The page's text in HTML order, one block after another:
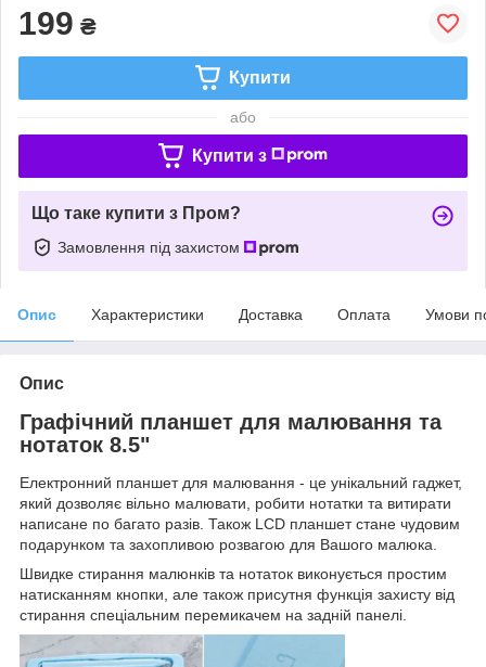
199 ₴
Купити
або
Купити з
Що таке купити з Пром?
Замовлення під захистом
Опис Характеристики Доставка Оплата Умови
Опис
Графічний планшет для малювання та
нотаток 8.5"
Електронний планшет для малювання - це унікальний гаджет,
який дозволяє вільно малювати, робити нотатки та витирати
написане по багато разів. Також LCD планшет стане чудовим
подарунком та захопливою розвагою для Вашого малюка.
Швидке стирання малюнків та нотаток виконується простим
натисканням кнопки, але також присутня функція захисту від
стирання спеціальним перемикачем на задній панелі.